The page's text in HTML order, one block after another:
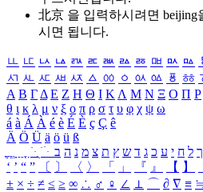
北京 을 입력하시려면 beijing
시면 됩니다.
ㅥ ㅦ ㅧ ㅨ ㅩ ㅪ ㅫ ㅬ ㅭ ㅮ ㅯ ㅰ
ㅺ ㅻ ㅼ ㅽ ㅾ ㅿ ㆀ ㆁ ㆂ ㆃ ㆄ ㆅ
Α Β ΓΔ Ε Ζ Η Θ Ι ΚΛ Μ Ν Ξ Ο Π Ρ
θ ι κ λ μ ν ξ ο π ρ σ τ υ φ χ ψ ω
á à Á À é è É È ç Ç ê
Ä Ö Ü ä ö ü ß
ִֶֹ ֻּ ׁׂ ך ל ח י ע כ ג ד ש ץ ת צ מ נ ה ב
‘ ’ “ ” 〔 〕 〈 〉 「 」 『 』 【 】
± × ÷ ≠ ≤ ≥ ∞ ∴ ♂ ♀ ∠ ⊥ ⌒ ∂ ∇ ≡ ≒